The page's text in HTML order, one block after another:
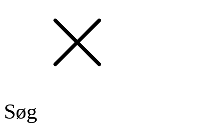
Søg